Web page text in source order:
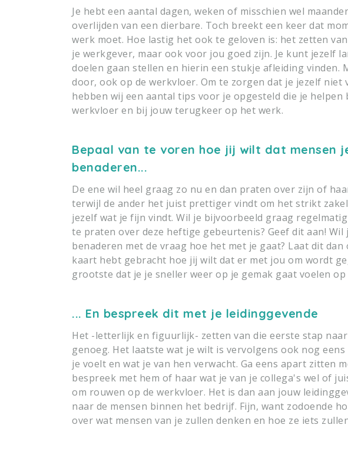
Je hebt een aantal dagen, weken of misschien wel
overlijden van een dierbare. Toch breekt een keer dat
werk moet. Hoe lastig het ook te geloven is: het zetten
je werkgever, maar ook voor jou goed zijn. Je kunt jezelf
doelen gaan stellen en hierin een stukje afleiding vinden.
door, ook op de werkvloer. Om te zorgen dat je jezelf
hebben wij een aantal tips voor je opgesteld die je helpen
werkvloer en bij jouw terugkeer op het werk.
Bepaal van te voren hoe jij wilt dat mensen
benaderen...
De ene wil heel graag zo nu en dan praten over zijn of
terwijl de ander het juist prettiger vindt om het strikt
jezelf wat je fijn vindt. Wil je bijvoorbeeld graag
te praten over deze heftige gebeurtenis? Geef dit aan!
benaderen met de vraag hoe het met je gaat? Laat dit
kaart hebt gebracht hoe jij wilt dat er met jou om wordt
grootste dat je je sneller weer op je gemak gaat voelen
... En bespreek dit met je leidinggevende
Het -letterlijk en figuurlijk- zetten van die eerste stap
genoeg. Het laatste wat je wilt is vervolgens ook nog
je voelt en wat je van hen verwacht. Ga eens apart zitten
bespreek met hem of haar wat je van je collega's wel of
om rouwen op de werkvloer. Het is dan aan jouw
naar de mensen binnen het bedrijf. Fijn, want zodoende
over wat mensen van je zullen denken en hoe ze iets